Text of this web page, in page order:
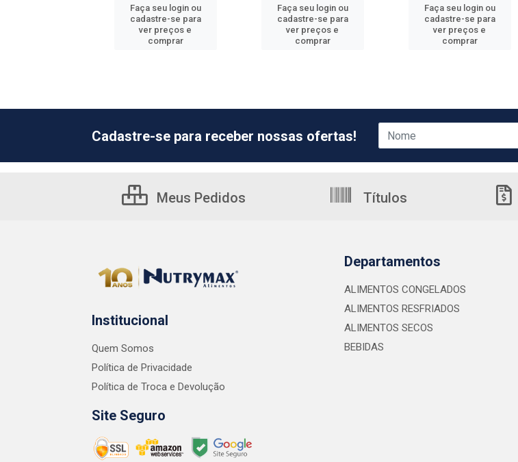
Faça seu login ou
cadastre-se para
ver preços e
comprar
Faça seu login ou
cadastre-se para
ver preços e
comprar
Faça seu login ou
cadastre-se para
ver preços e
comprar
Cadastre-se para receber nossas ofertas!
Meus Pedidos Títulos
Institucional
Quem Somos
Política de Privacidade
Política de Troca e Devolução
Site Seguro
Departamentos
ALIMENTOS CONGELADOS
ALIMENTOS RESFRIADOS
ALIMENTOS SECOS
BEBIDAS